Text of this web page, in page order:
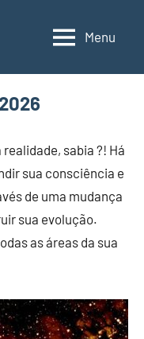
Menu
sabia ?! Há
sua consciência e
de uma mudança
sua evolução.
as áreas da sua